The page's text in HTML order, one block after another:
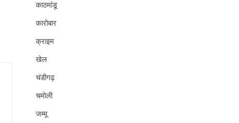
काठमांडू
कारोबार
क्राइम
खेल
चंडीगढ़
चमोली
जम्मू